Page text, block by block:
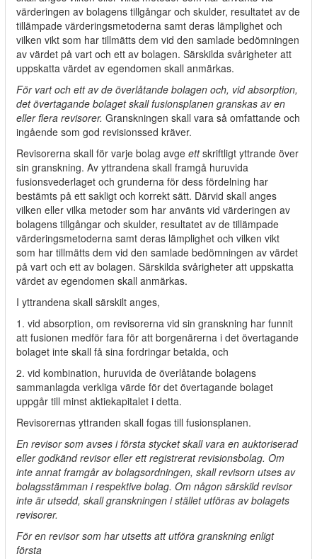
värderingen av bolagens tillgångar och skulder, resultatet av de
tillämpade värderingsmetoderna samt deras lämplighet och
vilken vikt som har tillmätts dem vid den samlade bedömningen
av värdet på vart och ett av bolagen. Särskilda svårigheter att
uppskatta värdet av egendomen skall anmärkas.
För vart och ett av de överlåtande bolagen och, vid absorption,
det övertagande bolaget skall fusionsplanen granskas av en
eller flera revisorer. Granskningen skall vara så omfattande och
ingående som god revisionssed kräver.
Revisorerna skall för varje bolag avge ettskriftligt yttrande över
sin granskning. Av yttrandena skall framgå huruvida
fusionsvederlaget och grunderna för dess fördelning har
bestämts på ett sakligt och korrekt sätt. Därvid skall anges
vilken eller vilka metoder som har använts vid värderingen av
bolagens tillgångar och skulder, resultatet av de tillämpade
värderingsmetoderna samt deras lämplighet och vilken vikt
som har tillmätts dem vid den samlade bedömningen av värdet
på vart och ett av bolagen. Särskilda svårigheter att uppskatta
värdet av egendomen skall anmärkas.
I yttrandena skall särskilt anges,
1. vid absorption, om revisorerna vid sin granskning har funnit
att fusionen medför fara för att borgenärerna i det övertagande
bolaget inte skall få sina fordringar betalda, och
2. vid kombination, huruvida de överlåtande bolagens
sammanlagda verkliga värde för det övertagande bolaget
uppgår till minst aktiekapitalet i detta.
Revisorernas yttranden skall fogas till fusionsplanen.
En revisor som avses i första stycket skall vara en auktoriserad
eller godkänd revisor eller ett registrerat revisionsbolag. Om
inte annat framgår av bolagsordningen, skall revisorn utses av
bolagsstämman i respektive bolag. Om någon särskild revisor
inte är utsedd, skall granskningen i stället utföras av bolagets
revisorer.
För en revisor som har utsetts att utföra granskning enligt
första